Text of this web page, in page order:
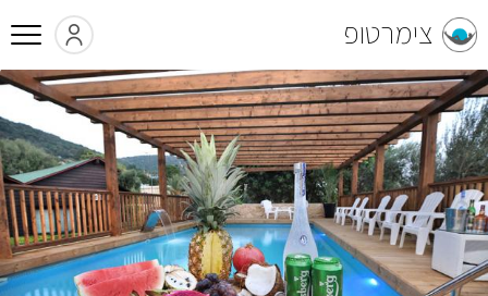
צימרטופ